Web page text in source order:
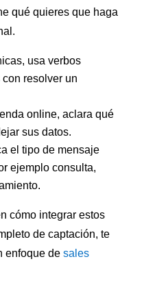
qué quieres que haga
usa verbos
resolver un
online, aclara qué
sus datos.
el tipo de mensaje
ejemplo consulta,
cómo integrar estos
de captación, te
enfoque de sales